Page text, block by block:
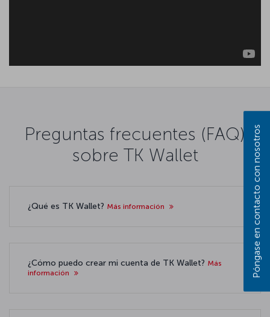
Preguntas frecuentes (FAQ)
sobre TK Wallet
¿Qué es TK Wallet? Más información
¿Cómo puedo crear mi cuenta de TK Wallet? Más
información
Póngase en contacto con nosotros